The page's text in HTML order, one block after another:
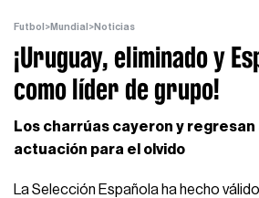
Futbol >Mundial >Noticias
¡Uruguay, eliminado y
como líder de grupo!
Los charrúas cayeron y regresan
actuación para el olvido
La Selección Española ha hecho